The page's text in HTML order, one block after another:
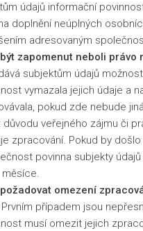
údajů informační
doplnění neúplných
adresovaným
zapomenut neboli právo
subjektům údajů
vymazala jejich údaje a
pokud zde nebude
důvodu veřejného zájmu či
zpracování. Pokud by
povinna subjekty
měsíce.
omezení
Prvním případem jsou
musí omezit jejich